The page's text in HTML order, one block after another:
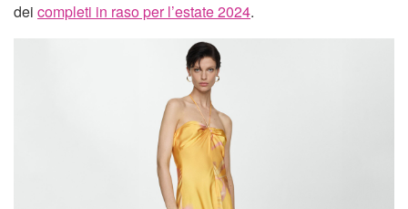
dei completi in raso per l’estate 2024.